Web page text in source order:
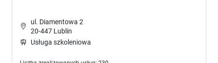
ul. Diamentowa 2
20-447 Lublin
Usługa szkoleniowa